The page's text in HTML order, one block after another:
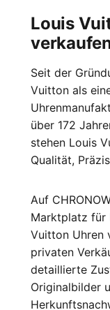
Louis
Seit der
Vuitton als
über 172
stehen Louis
Qualität,
Auf
Marktplatz für
Vuitton Uhren
privaten
detaillierte
Originalbilder